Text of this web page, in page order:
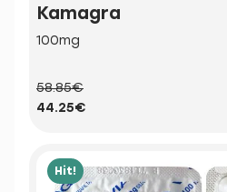
Kamagra
100mg
58.85€
44.25€
Hit!